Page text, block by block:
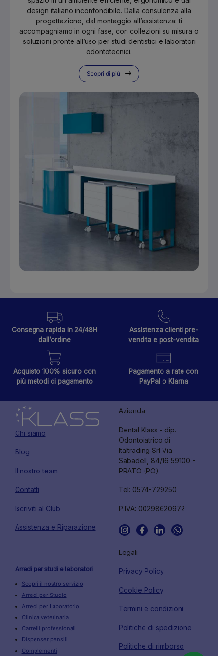
design italiano inconfondibile. Dalla consulenza alla
progettazione, dal montaggio all’assistenza: ti
accompagniamo in ogni fase, con collezioni su misura o
soluzioni pronte all’uso per studi dentistici e laboratori
odontotecnici.
Scopri di più
Consegna rapida in 24/48H
dall’ordine
Assistenza clienti pre-
vendita e post-vendita
Acquisto 100% sicuro con
più metodi di pagamento
Pagamento a rate con
PayPal o Klarna
Chi siamo
Blog
Il nostro team
Contatti
Iscriviti al Club
Assistenza e Riparazione
Azienda
Dental Klass - dip.
Odontoiatrico di
Italtrading Srl Via
Sabadell, 84/16 59100 -
PRATO (PO)
Tel: 0574-729250
P.IVA: 00298620972
Arredi per studi e laboratori
Scopri il nostro servizio
Arredi per Studio
Arredi per Laboratorio
Clinica veterinaria
Carrelli professionali
Dispenser pensili
Complementi
Legali
Privacy Policy
Cookie Policy
Termini e condizioni
Politiche di spedizione
Politiche di rimborso